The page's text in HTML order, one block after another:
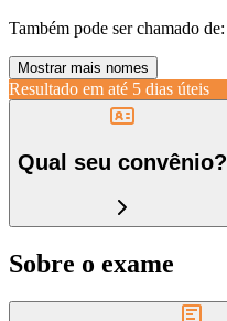
Também pode ser chamado de:
Mostrar mais nomes
Resultado em até 5 dias úteis
Qual seu convênio?
Sobre o exame